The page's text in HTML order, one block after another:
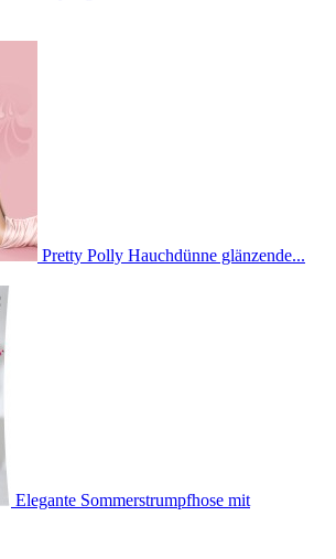
Pretty Polly Hauchdünne glänzende...
Elegante Sommerstrumpfhose mit